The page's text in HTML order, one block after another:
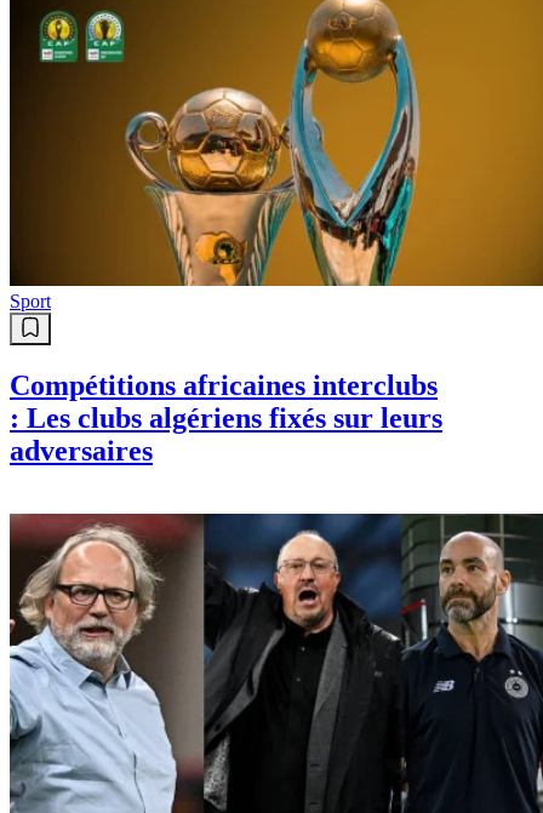
Sport
Compétitions africaines interclubs
: Les clubs algériens fixés sur leurs
adversaires